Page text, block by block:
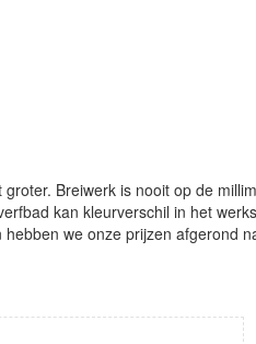
Breiwerk is nooit op de
kan kleurverschil in het
we onze prijzen afgerond